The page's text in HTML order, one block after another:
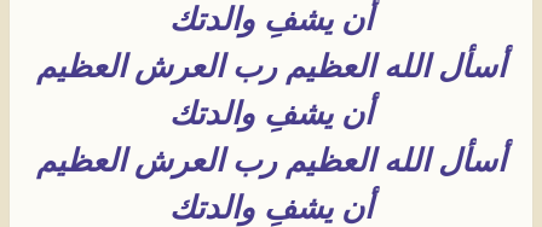
أن يشفِ والدتك
أسأل الله العظيم رب العرش العظيم
أن يشفِ والدتك
أسأل الله العظيم رب العرش العظيم
أن يشفِ والدتك